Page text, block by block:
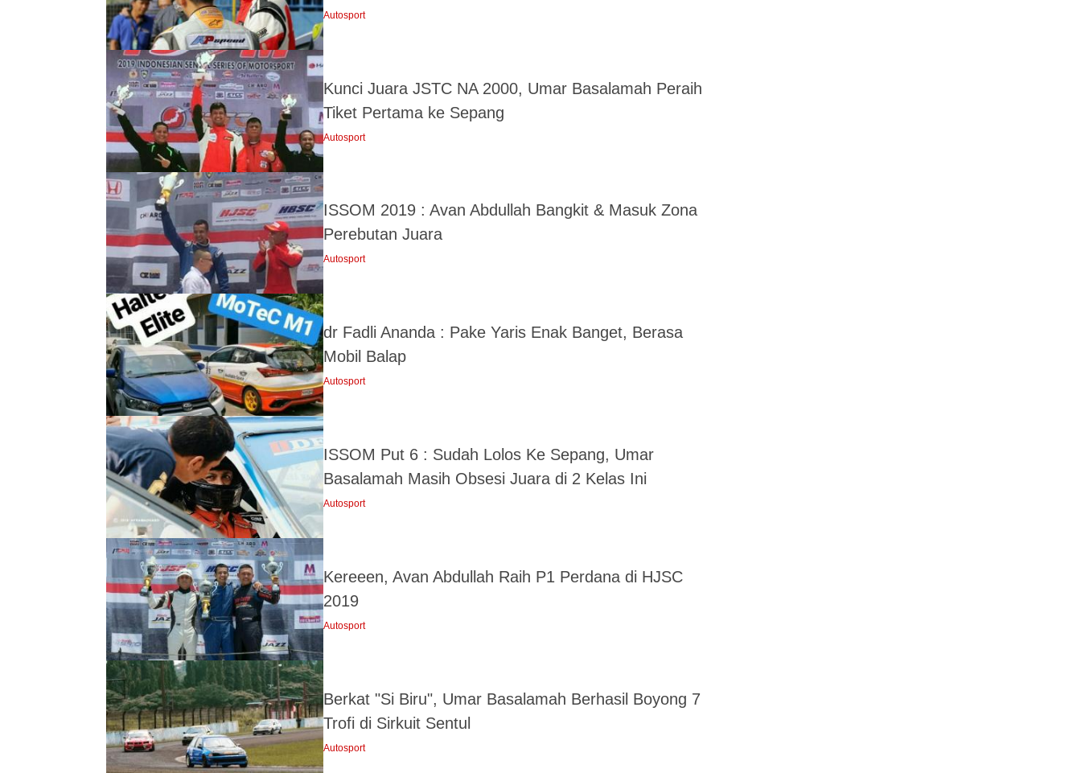
Autosport
Kunci Juara JSTC NA 2000, Umar Basalamah Peraih
Tiket Pertama ke Sepang
Autosport
ISSOM 2019 : Avan Abdullah Bangkit & Masuk Zona
Perebutan Juara
Autosport
dr Fadli Ananda : Pake Yaris Enak Banget, Berasa
Mobil Balap
Autosport
ISSOM Put 6 : Sudah Lolos Ke Sepang, Umar
Basalamah Masih Obsesi Juara di 2 Kelas Ini
Autosport
Kereeen, Avan Abdullah Raih P1 Perdana di HJSC
2019
Autosport
Berkat "Si Biru", Umar Basalamah Berhasil Boyong 7
Trofi di Sirkuit Sentul
Autosport